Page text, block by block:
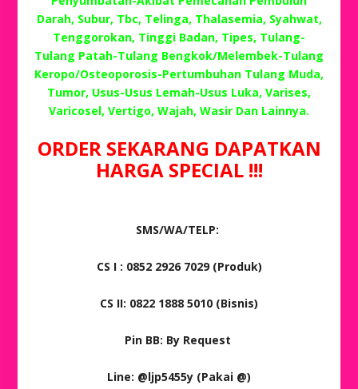
Darah, Subur, Tbc, Telinga, Thalasemia, Syahwat,
Tenggorokan, Tinggi Badan, Tipes, Tulang-
Tulang Patah-Tulang Bengkok/Melembek-Tulang
Keropo/Osteoporosis-Pertumbuhan Tulang Muda,
Tumor, Usus-Usus Lemah-Usus Luka, Varises,
Varicosel, Vertigo, Wajah, Wasir Dan Lainnya.
ORDER SEKARANG DAPATKAN
HARGA SPECIAL !!!
SMS/WA/TELP:
CS I : 0852 2926 7029 (Produk)
CS II: 0822 1888 5010 (Bisnis)
Pin BB: By Request
Line: @ljp5455y (Pakai @)